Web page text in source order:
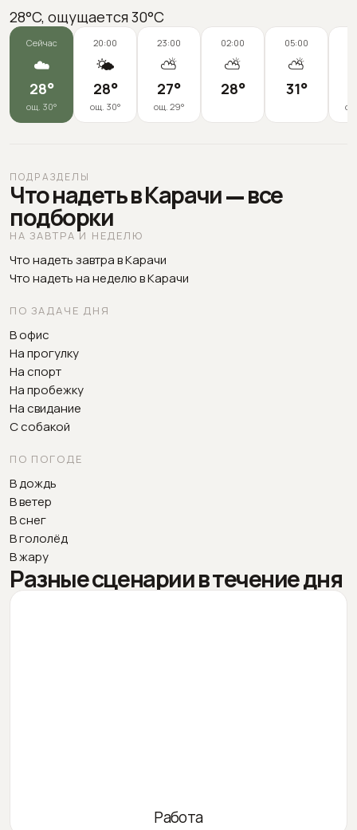
28°C, ощущается 30°C
Сейчас
☁️
28°
ощ. 30°
20:00
🌤️
28°
ощ. 30°
23:00
⛅
27°
ощ. 29°
02:00
⛅
28°
05:00
⛅
31°
ПОДРАЗДЕЛЫ
Что надеть в Карачи — все
подборки
НА ЗАВТРА И НЕДЕЛЮ
Что надеть завтра в Карачи
Что надеть на неделю в Карачи
ПО ЗАДАЧЕ ДНЯ
В офис
На прогулку
На спорт
На пробежку
На свидание
С собакой
ПО ПОГОДЕ
В дождь
В ветер
В снег
В гололёд
В жару
Разные сценарии в течение дня
Работа